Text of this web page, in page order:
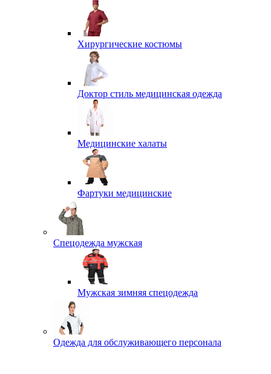
Хирургические костюмы
Доктор стиль медицинская одежда
Медицинские халаты
Фартуки медицинские
Спецодежда мужская
Мужская зимняя спецодежда
Одежда для обслуживающего персонала